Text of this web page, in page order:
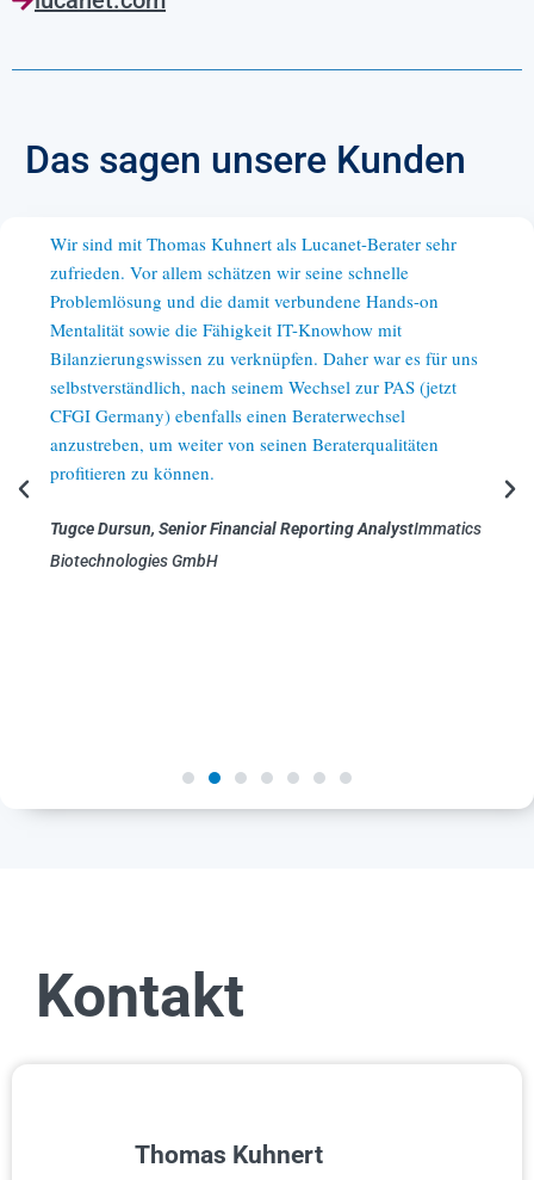
Das sagen unsere Kunden
Wir sind mit Thomas Kuhnert als Lucanet-Berater sehr
zufrieden. Vor allem schätzen wir seine schnelle
Problemlösung und die damit verbundene Hands-on
Mentalität sowie die Fähigkeit IT-Knowhow mit
Bilanzierungswissen zu verknüpfen. Daher war es für uns
selbstverständlich, nach seinem Wechsel zur PAS (jetzt
CFGI Germany) ebenfalls einen Beraterwechsel
anzustreben, um weiter von seinen Beraterqualitäten
profitieren zu können.
Tugce Dursun, Senior Financial Reporting AnalystImmatics
Biotechnologies GmbH
Kontakt
Thomas Kuhnert